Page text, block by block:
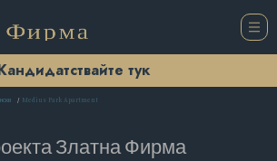
тук
Medius Park Apartment
Златна Фирма